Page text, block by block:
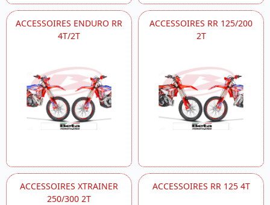
ACCESSOIRES ENDURO RR
4T/2T
ACCESSOIRES RR 125/200
2T
ACCESSOIRES XTRAINER
250/300 2T
ACCESSOIRES RR 125 4T